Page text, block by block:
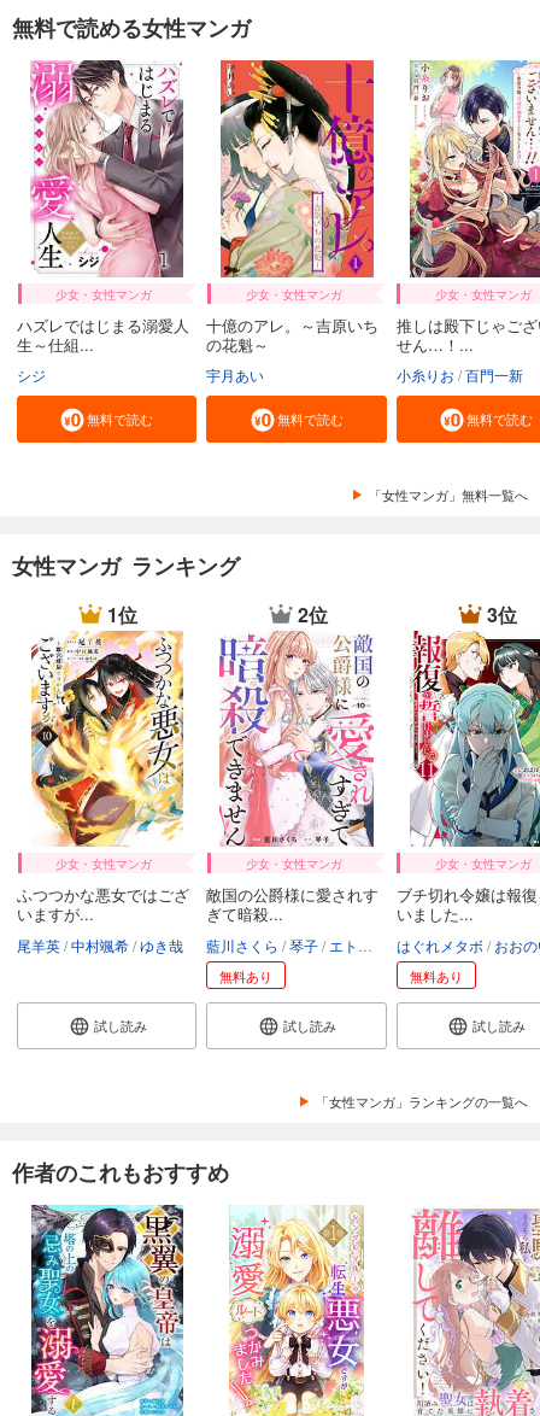
無料で読める女性マンガ
少女・女性マンガ
ハズレではじまる溺愛人
生～仕組...
シジ
無料で読む
少女・女性マンガ
十億のアレ。～吉原いち
の花魁～
宇月あい
無料で読む
少女・女性マンガ
推しは殿下じゃご
せん…！...
小糸りお 百門一新
無料で読む
「女性マンガ」無料一覧へ
女性マンガ ランキング
1位
少女・女性マンガ
ふつつかな悪女ではござ
いますが...
尾羊英 中村颯希 ゆき哉
試し読み
2位
少女・女性マンガ
敵国の公爵様に愛されす
ぎて暗殺...
藍川さくら 琴子 エトワール編集部
無料あり
試し読み
3位
少女・女性マンガ
ブチ切れ令嬢は報
いました...
はぐれメタボ おおの
無料あり
試し読み
「女性マンガ」ランキングの一覧へ
作者のこれもおすすめ